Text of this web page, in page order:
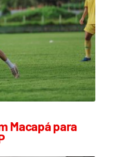
Macapá para